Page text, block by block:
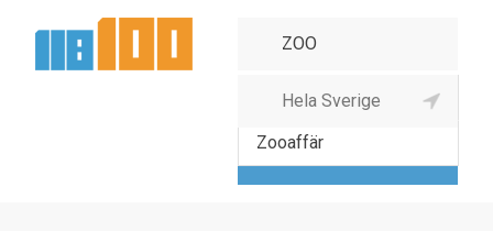
Arken Zoo
Zooaffär